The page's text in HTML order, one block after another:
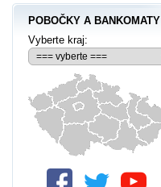
POBOČKY A BANKOMATY
Vyberte kraj: